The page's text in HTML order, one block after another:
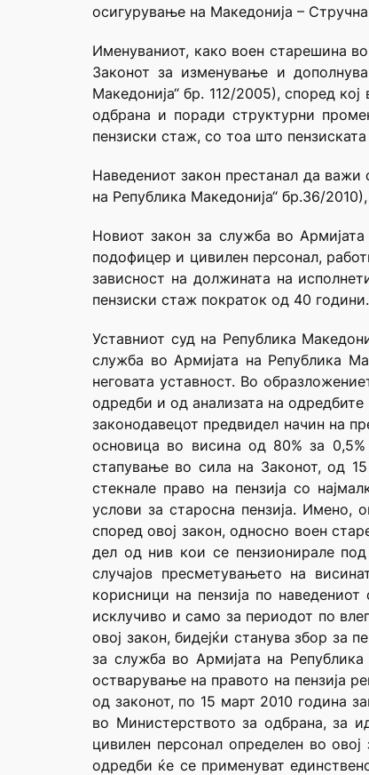
осигурување на Македонија –
Именуваниот, како воен старешина
Законот за изменување и
Македонија“ бр. 112/2005), според
одбрана и поради структурни
пензиски стаж, со тоа што
Наведениот закон престанал да
на Република Македонија“ бр.36/
Новиот закон за служба во
подофицер и цивилен персонал,
зависност на должината на
пензиски стаж пократок од 40 години.
Уставниот суд на Република
служба во Армијата на Република
неговата уставност. Во
одредби и од анализата на
законодавецот предвидел начин на
основица во висина од 80% за
стапување во сила на Законот, од
стекнале право на пензија со
услови за старосна пензија. Имено,
според овој закон, односно воен
дел од нив кои се пензионирале
случајов пресметувањето на
корисници на пензија по
исклучиво и само за периодот по
овој закон, бидејќи станува збор за
за служба во Армијата на
остварување на правото на пензија
од законот, по 15 март 2010 година
во Министерството за одбрана, за
цивилен персонал определен во
одредби ќе се применуват